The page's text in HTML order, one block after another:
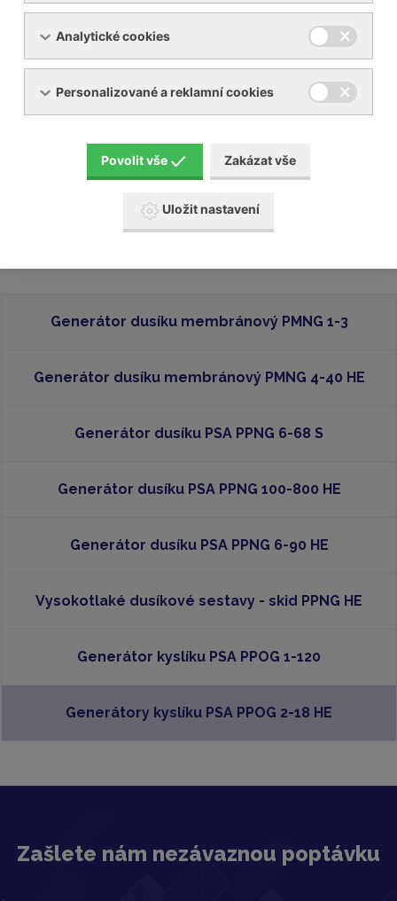
Generátor dusíku membránový PMNG 1-3
Generátor dusíku membránový PMNG 4-40 HE
Generátor dusíku PSA PPNG 6-68 S
Generátor dusíku PSA PPNG 100-800 HE
Generátor dusíku PSA PPNG 6-90 HE
Vysokotlaké dusíkové sestavy - skid PPNG HE
Generátor kyslíku PSA PPOG 1-120
Generátory kyslíku PSA PPOG 2-18 HE
Zašlete nám nezávaznou poptávku
Analytické cookies
Personalizované a reklamní cookies
Povolit vše Zakázat vše
Uložit nastavení